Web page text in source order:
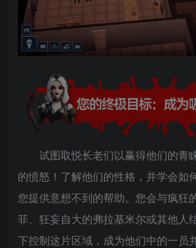
试图取悦长老们以赢得他们的青
的愤怒！了解他们的性格，并学会如
您提供意想不到的帮助。您会与疯狂
菲、狂妄自大的弗拉基米尔或其他人
下控制这片区域，成为他们中的一员